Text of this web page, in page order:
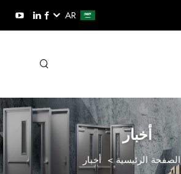
AR
أخبار
الصفحة الرئيسية>أخبار